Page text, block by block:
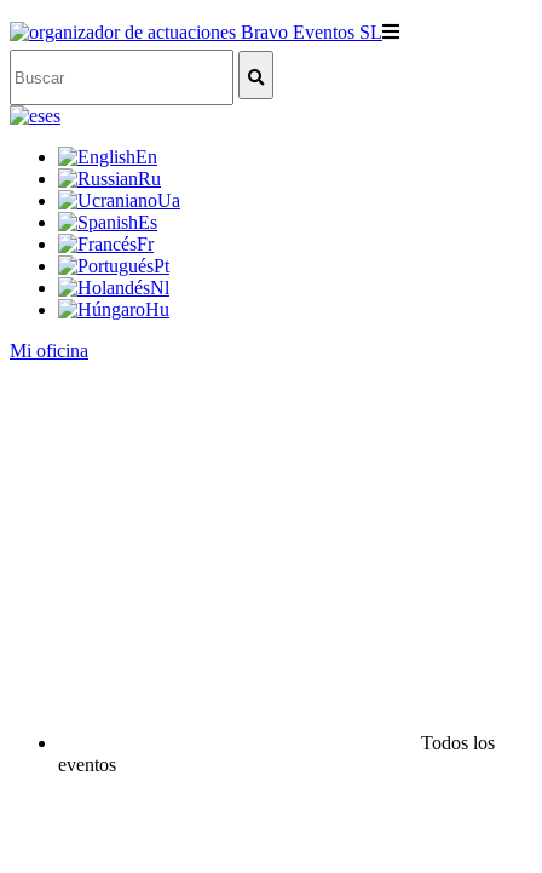
es
En
Ru
Ua
Es
Fr
Pt
Nl
Hu
Mi oficina
Todos los
eventos